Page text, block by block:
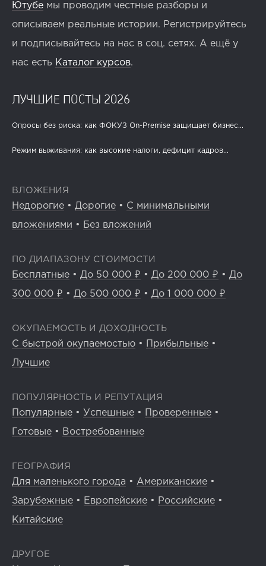
Ютубе мы проводим честные разборы и
описываем реальные истории. Регистрируйтесь
и подписывайтесь на нас в соц. сетях. А ещё у
нас есть Каталог курсов.
ЛУЧШИЕ ПОСТЫ 2026
Опросы без риска: как ФОКУЗ On-Premise защищает бизнес...
Режим выживания: как высокие налоги, дефицит кадров...
ВЛОЖЕНИЯ
Недорогие • Дорогие • С минимальными
вложениями • Без вложений
ПО ДИАПАЗОНУ СТОИМОСТИ
Бесплатные • До 50 000 ₽ • До 200 000 ₽ • До
300 000 ₽ • До 500 000 ₽ • До 1 000 000 ₽
ОКУПАЕМОСТЬ И ДОХОДНОСТЬ
С быстрой окупаемостью • Прибыльные •
Лучшие
ПОПУЛЯРНОСТЬ И РЕПУТАЦИЯ
Популярные • Успешные • Проверенные •
Готовые • Востребованные
ГЕОГРАФИЯ
Для маленького города • Американские •
Зарубежные • Европейские • Российские •
Китайские
ДРУГОЕ